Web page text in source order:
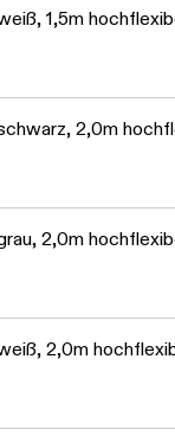
1,5m
2,0m
2,0m
2,0m